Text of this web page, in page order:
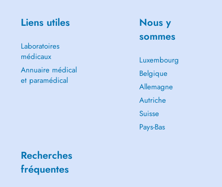
Liens utiles
Laboratoires
médicaux
Annuaire médical
et paramédical
Nous y
sommes
Luxembourg
Belgique
Allemagne
Autriche
Suisse
Pays-Bas
Recherches
fréquentes